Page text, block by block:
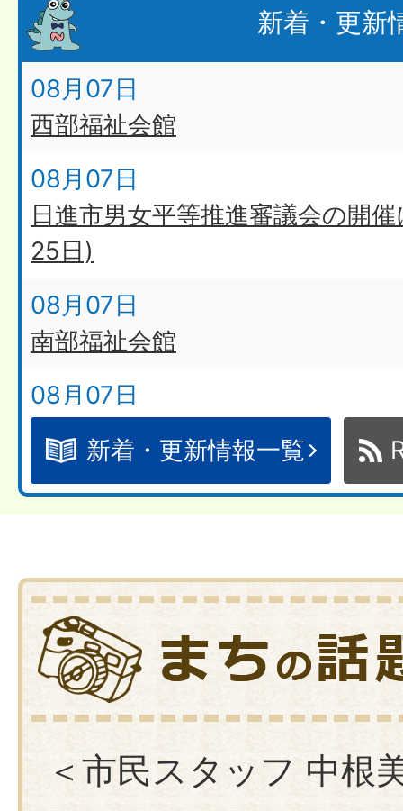
新着・更新
08月07日
西部福祉会館
08月07日
日進市男女平等推進審議会の開
25日)
08月07日
南部福祉会館
08月07日
個人番号カード（マイナンバー
口のご案内
08月07日
08月06日
令和8年度 福祉会館子どもまつ
08月06日
08月06日
新着・更新情報一覧
ま
ち
の
話＜市民スタッフ 中根